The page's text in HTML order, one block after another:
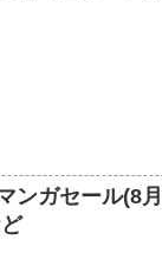
ンガセール(8